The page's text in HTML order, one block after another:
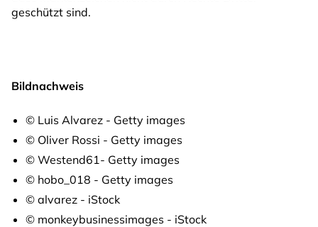
geschützt sind.
Bildnachweis
© Luis Alvarez - Getty images
© Oliver Rossi - Getty images
© Westend61- Getty images
© hobo_018 - Getty images
© alvarez - iStock
© monkeybusinessimages - iStock